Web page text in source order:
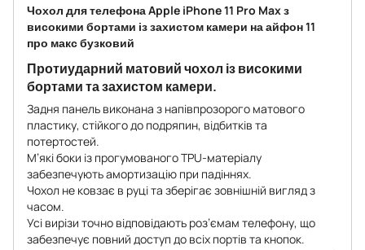
Чохол для телефона Apple iPhone 11 Pro Max з
високими бортами із захистом камери на айфон 11
про макс бузковий
Протиударний матовий чохол із високими
бортами та захистом камери.
Задня панель виконана з напівпрозорого матового
пластику, стійкого до подряпин, відбитків та
потертостей.
М’які боки із прогумованого TPU-матеріалу
забезпечують амортизацію при падіннях.
Чохол не ковзає в руці та зберігає зовнішній вигляд з
часом.
Усі вирізи точно відповідають роз’ємам телефону, що
забезпечує повний доступ до всіх портів та кнопок.